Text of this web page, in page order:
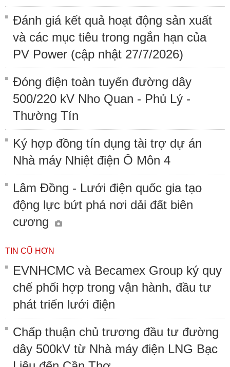
Đánh giá kết quả hoạt động sản xuất
và các mục tiêu trong ngắn hạn của
PV Power (cập nhật 27/7/2026)
Đóng điện toàn tuyến đường dây
500/220 kV Nho Quan - Phủ Lý -
Thường Tín
Ký hợp đồng tín dụng tài trợ dự án
Nhà máy Nhiệt điện Ô Môn 4
Lâm Đồng - Lưới điện quốc gia tạo
động lực bứt phá nơi dải đất biên
cương
TIN CŨ HƠN
EVNHCMC và Becamex Group ký quy
chế phối hợp trong vận hành, đầu tư
phát triển lưới điện
Chấp thuận chủ trương đầu tư đường
dây 500kV từ Nhà máy điện LNG Bạc